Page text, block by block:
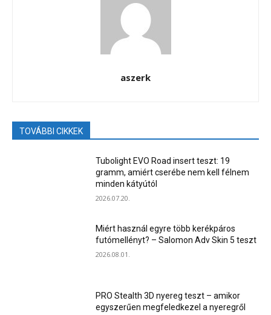
aszerk
TOVÁBBI CIKKEK
Tubolight EVO Road insert teszt: 19
gramm, amiért cserébe nem kell félnem
minden kátyútól
2026.07.20.
Miért használ egyre több kerékpáros
futómellényt? – Salomon Adv Skin 5 teszt
2026.08.01.
PRO Stealth 3D nyereg teszt – amikor
egyszerűen megfeledkezel a nyeregről